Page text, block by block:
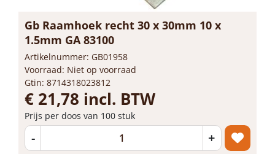
Gb Raamhoek recht 30 x 30mm 10 x
1.5mm GA 83100
Artikelnummer: GB01958
Voorraad: Niet op voorraad
Gtin: 8714318023812
€ 21,78 incl. BTW
Prijs per doos van 100 stuk
- +